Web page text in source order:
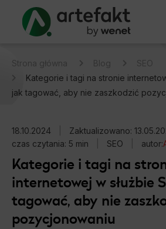
Strona główna Blog
SEO
Kategorie i tagi na stronie
jak tagować, aby nie zaszkodzić
18.10.2024 Zaktualizowano:
czas czytania: 5 min
SEO autor:
Kategorie i tagi na
internetowej w służbie
tagować, aby nie
pozycjonowaniu